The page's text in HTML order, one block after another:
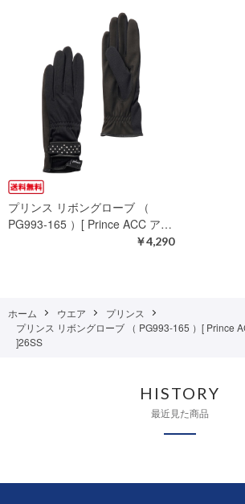
プリンス リボングローブ （
PG993-165 ）[ Prince ACC ア…
￥4,290
ホーム ウエア
プリンス
プリンス リボングローブ （ PG993-165 ）[ Prince
]26SS
HISTORY
最近見た商品